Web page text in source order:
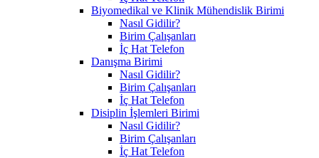
Biyomedikal ve Klinik Mühendislik Birimi
Nasıl Gidilir?
Birim Çalışanları
İç Hat Telefon
Danışma Birimi
Nasıl Gidilir?
Birim Çalışanları
İç Hat Telefon
Disiplin İşlemleri Birimi
Nasıl Gidilir?
Birim Çalışanları
İç Hat Telefon